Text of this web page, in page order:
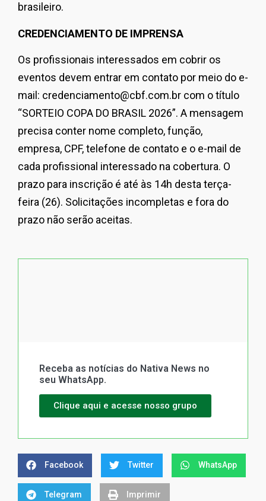
brasileiro.
CREDENCIAMENTO DE IMPRENSA
Os profissionais interessados em cobrir os
eventos devem entrar em contato por meio do e-
mail: credenciamento@cbf.com.br com o título
“SORTEIO COPA DO BRASIL 2026”. A mensagem
precisa conter nome completo, função,
empresa, CPF, telefone de contato e o e-mail de
cada profissional interessado na cobertura. O
prazo para inscrição é até às 14h desta terça-
feira (26). Solicitações incompletas e fora do
prazo não serão aceitas.
Receba as notícias do Nativa News no
seu WhatsApp.
Clique aqui e acesse nosso grupo
Facebook Twitter WhatsApp
Telegram Imprimir